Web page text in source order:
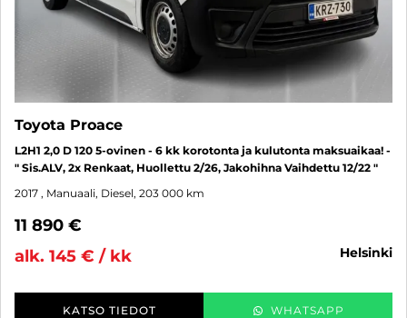
Toyota Proace
L2H1 2,0 D 120 5-ovinen - 6 kk korotonta ja kulutonta maksuaikaa! -
" Sis.ALV, 2x Renkaat, Huollettu 2/26, Jakohihna Vaihdettu 12/22 "
2017 , Manuaali, Diesel, 203 000 km
11 890 €
alk. 145 € / kk
helsinki
KATSO TIEDOT WHATSAPP